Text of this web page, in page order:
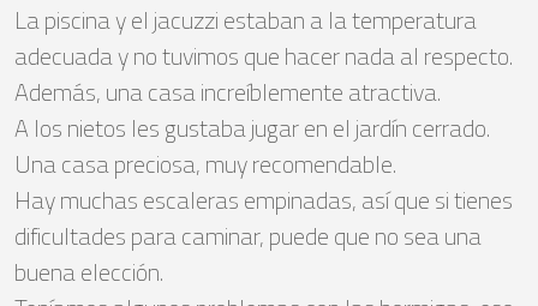
La piscina y el jacuzzi estaban a la temperatura
adecuada y no tuvimos que hacer nada al respecto.
Además, una casa increíblemente atractiva.
A los nietos les gustaba jugar en el jardín cerrado.
Una casa preciosa, muy recomendable.
Hay muchas escaleras empinadas, así que si tienes
dificultades para caminar, puede que no sea una
buena elección.